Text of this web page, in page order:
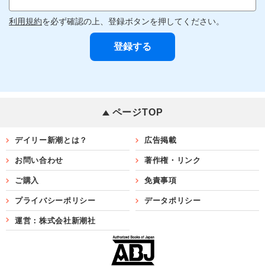
利用規約を必ず確認の上、登録ボタンを押してください。
ページTOP
デイリー新潮とは？ 広告掲載
お問い合わせ 著作権・リンク
ご購入 免責事項
プライバシーポリシー データポリシー
運営：株式会社新潮社